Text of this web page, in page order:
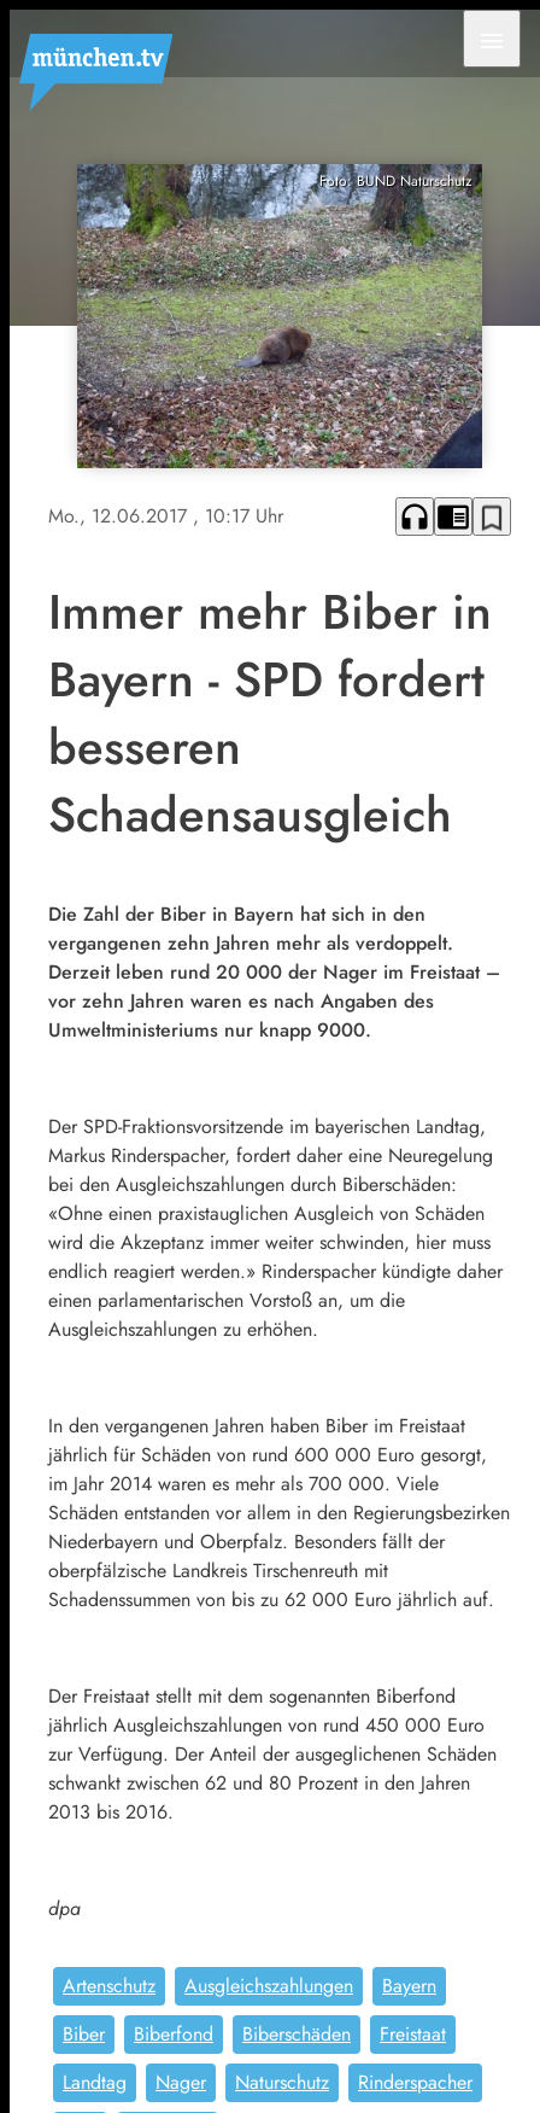
Foto: BUND Naturschutz
Mo., 12.06.2017 , 10:17 Uhr headphones chrome_reader_mode bookmark_border
Immer mehr Biber in
Bayern - SPD fordert
besseren
Schadensausgleich
Die Zahl der Biber in Bayern hat sich in den
vergangenen zehn Jahren mehr als verdoppelt.
Derzeit leben rund 20 000 der Nager im Freistaat –
vor zehn Jahren waren es nach Angaben des
Umweltministeriums nur knapp 9000.
Der SPD-Fraktionsvorsitzende im bayerischen Landtag,
Markus Rinderspacher, fordert daher eine Neuregelung
bei den Ausgleichszahlungen durch Biberschäden:
«Ohne einen praxistauglichen Ausgleich von Schäden
wird die Akzeptanz immer weiter schwinden, hier muss
endlich reagiert werden.» Rinderspacher kündigte daher
einen parlamentarischen Vorstoß an, um die
Ausgleichszahlungen zu erhöhen.
In den vergangenen Jahren haben Biber im Freistaat
jährlich für Schäden von rund 600 000 Euro gesorgt,
im Jahr 2014 waren es mehr als 700 000. Viele
Schäden entstanden vor allem in den Regierungsbezirken
Niederbayern und Oberpfalz. Besonders fällt der
oberpfälzische Landkreis Tirschenreuth mit
Schadenssummen von bis zu 62 000 Euro jährlich auf.
Der Freistaat stellt mit dem sogenannten Biberfond
jährlich Ausgleichszahlungen von rund 450 000 Euro
zur Verfügung. Der Anteil der ausgeglichenen Schäden
schwankt zwischen 62 und 80 Prozent in den Jahren
2013 bis 2016.
dpa
Artenschutz Ausgleichszahlungen
Bayern
Biber
Biberfond Biberschäden
Freistaat
Landtag
Nager Naturschutz
Rinderspacher